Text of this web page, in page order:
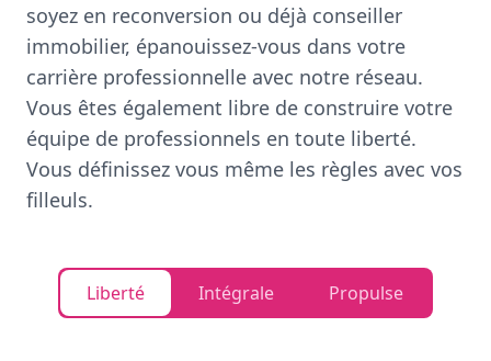
soyez en reconversion ou déjà conseiller
immobilier, épanouissez-vous dans votre
carrière professionnelle avec notre réseau.
Vous êtes également libre de construire votre
équipe de professionnels en toute liberté.
Vous définissez vous même les règles avec vos
filleuls.
Liberté Intégrale Propulse